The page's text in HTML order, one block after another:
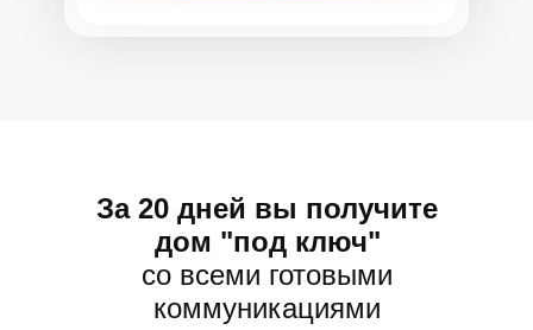
За 20 дней вы получите
дом "под ключ"
со всеми готовыми
коммуникациями